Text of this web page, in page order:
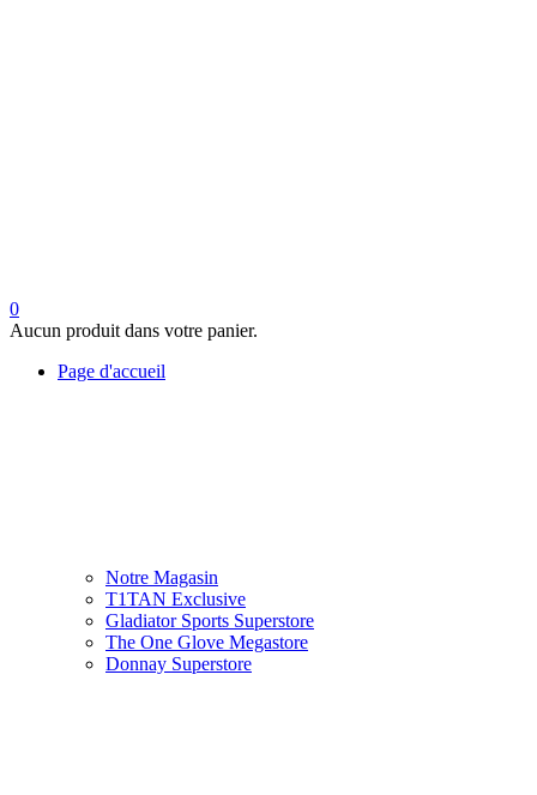
0
Aucun produit dans votre panier.
Page d'accueil
Notre Magasin
T1TAN Exclusive
Gladiator Sports Superstore
The One Glove Megastore
Donnay Superstore